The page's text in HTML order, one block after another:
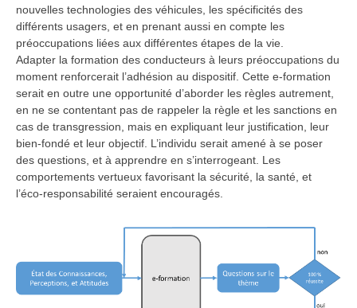
nouvelles technologies des véhicules, les spécificités des
différents usagers, et en prenant aussi en compte les
préoccupations liées aux différentes étapes de la vie.
Adapter la formation des conducteurs à leurs préoccupations du
moment renforcerait l’adhésion au dispositif. Cette e-formation
serait en outre une opportunité d’aborder les règles autrement,
en ne se contentant pas de rappeler la règle et les sanctions en
cas de transgression, mais en expliquant leur justification, leur
bien-fondé et leur objectif. L’individu serait amené à se poser
des questions, et à apprendre en s’interrogeant. Les
comportements vertueux favorisant la sécurité, la santé, et
l’éco-responsabilité seraient encouragés.